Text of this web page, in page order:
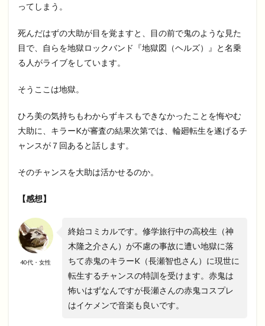
ってしまう。
死んだはずの大助が目を覚ますと、目の前で鬼のような見た
目で、自らを地獄ロックバンド『地獄図（ヘルズ）』と名乗
る人がライブをしています。
そうここは地獄。
ひろ美の気持ちもわからずキスもできなかったことを悔やむ
大助に、キラーKが審査の結果次第では、輪廻転生を遂げるチ
ャンスが７回あると話します。
そのチャンスを大助は活かせるのか。
【感想】
40代・女性
終始コミカルです。修学旅行中の高校生（神
木隆之介さん）が不慮の事故に遭い地獄に落
ちて赤鬼のキラーK（長瀬智也さん）に現世に
転生するチャンスの特訓を受けます。赤鬼は
怖いはずなんですが長瀬さんの赤鬼コスプレ
はイケメンで音楽も良いです。